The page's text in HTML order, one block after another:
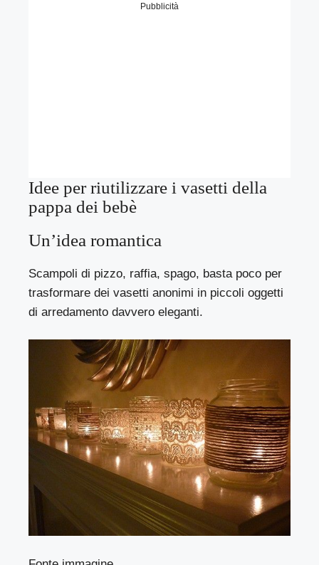
Pubblicità
Idee per riutilizzare i vasetti della
pappa dei bebè
Un’idea romantica
Scampoli di pizzo, raffia, spago, basta poco per
trasformare dei vasetti anonimi in piccoli oggetti
di arredamento davvero eleganti.